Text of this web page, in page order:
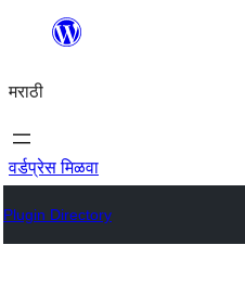
सामुग्रीवर
मराठी
वर्डप्रेस मिळवा
Plugin Directory